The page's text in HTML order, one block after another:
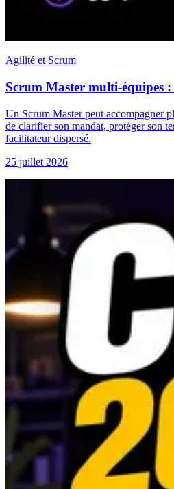
Agilité et Scrum
Scrum Master multi-équipes
Un Scrum Master peut accompagner
de clarifier son mandat, protéger son
facilitateur dispersé.
25 juillet 2026